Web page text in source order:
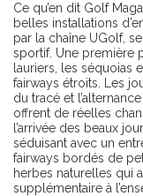
Ce qu’en dit Golf
belles installations
par la chaîne UGolf,
sportif. Une première
lauriers, les séquoias
fairways étroits. Les
du tracé et
offrent de réelles
l’arrivée des beaux
séduisant avec un
fairways bordés de
herbes naturelles qui
supplémentaire à